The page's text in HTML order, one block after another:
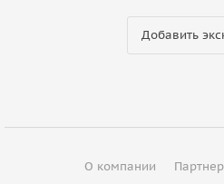
Добавить
О компании